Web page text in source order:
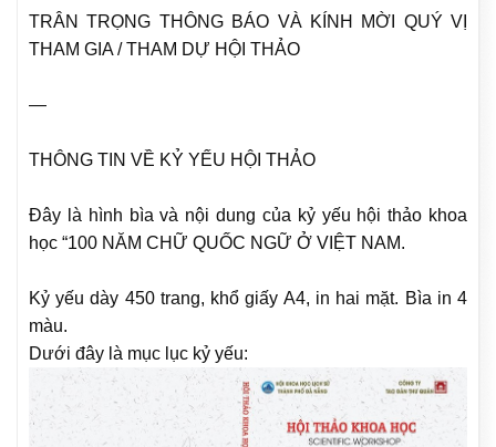
TRÂN TRỌNG THÔNG BÁO VÀ KÍNH MỜI QUÝ VỊ
THAM GIA / THAM DỰ HỘI THẢO
—
THÔNG TIN VỀ KỶ YẾU HỘI THẢO
Đây là hình bìa và nội dung của kỷ yếu hội thảo khoa
học “100 NĂM CHỮ QUỐC NGỮ Ở VIỆT NAM.
Kỷ yếu dày 450 trang, khổ giấy A4, in hai mặt. Bìa in 4
màu.
Dưới đây là mục lục kỷ yếu: